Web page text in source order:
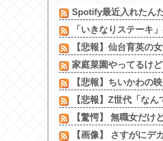
Spotify最近入れたん
「いきなりステーキ
【悲報】仙台育英の
家庭菜園やってるけ
【悲報】ちいかわの
【悲報】Z世代「な
【驚愕】 無職女だけ
【画像】 さすがにデ